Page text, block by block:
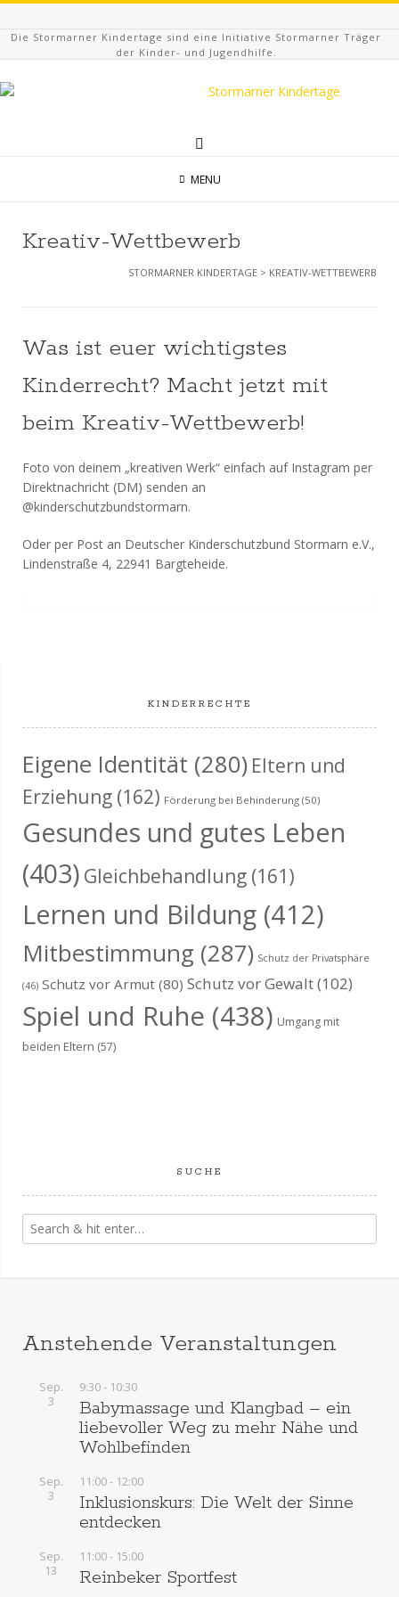
Die Stormarner Kindertage sind eine Initiative Stormarner Träger
der Kinder- und Jugendhilfe.
MENU
Kreativ-Wettbewerb
STORMARNER KINDERTAGE > KREATIV-WETTBEWERB
Was ist euer wichtigstes
Kinderrecht? Macht jetzt mit
beim Kreativ-Wettbewerb!
Foto von deinem „kreativen Werk“ einfach auf Instagram per
Direktnachricht (DM) senden an
@kinderschutzbundstormarn.
Oder per Post an Deutscher Kinderschutzbund Stormarn e.V.,
Lindenstraße 4, 22941 Bargteheide.
KINDERRECHTE
Eigene Identität (280) Eltern und
Erziehung (162) Förderung bei Behinderung (50)
Gesundes und gutes Leben
(403) Gleichbehandlung (161)
Lernen und Bildung (412)
Mitbestimmung (287) Schutz der Privatsphäre
(46) Schutz vor Armut (80) Schutz vor Gewalt(102)
Spiel und Ruhe (438) Umgang mit
beiden Eltern (57)
SUCHE
Anstehende Veranstaltungen
Sep.
3
9:30- 10:30
Babymassage und Klangbad – ein
liebevoller Weg zu mehr Nähe und
Wohlbefinden
Sep.
3
11:00- 12:00
Inklusionskurs: Die Welt der Sinne
entdecken
Sep.
13
11:00- 15:00
Reinbeker Sportfest